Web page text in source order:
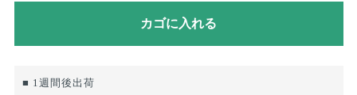
■ 1週間後出荷